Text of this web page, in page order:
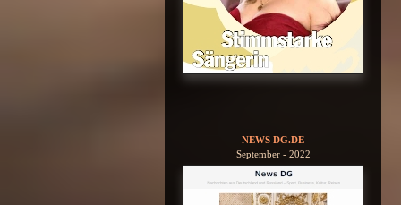
NEWS DG.DE
September - 2022